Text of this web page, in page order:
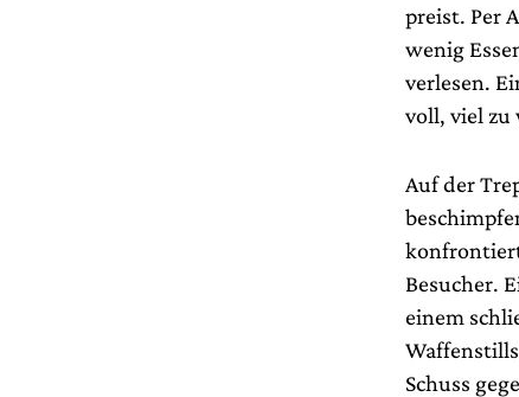
preist. Per
wenig
verlesen.
voll, viel zu
Auf der
Besucher.
einem
Schuss